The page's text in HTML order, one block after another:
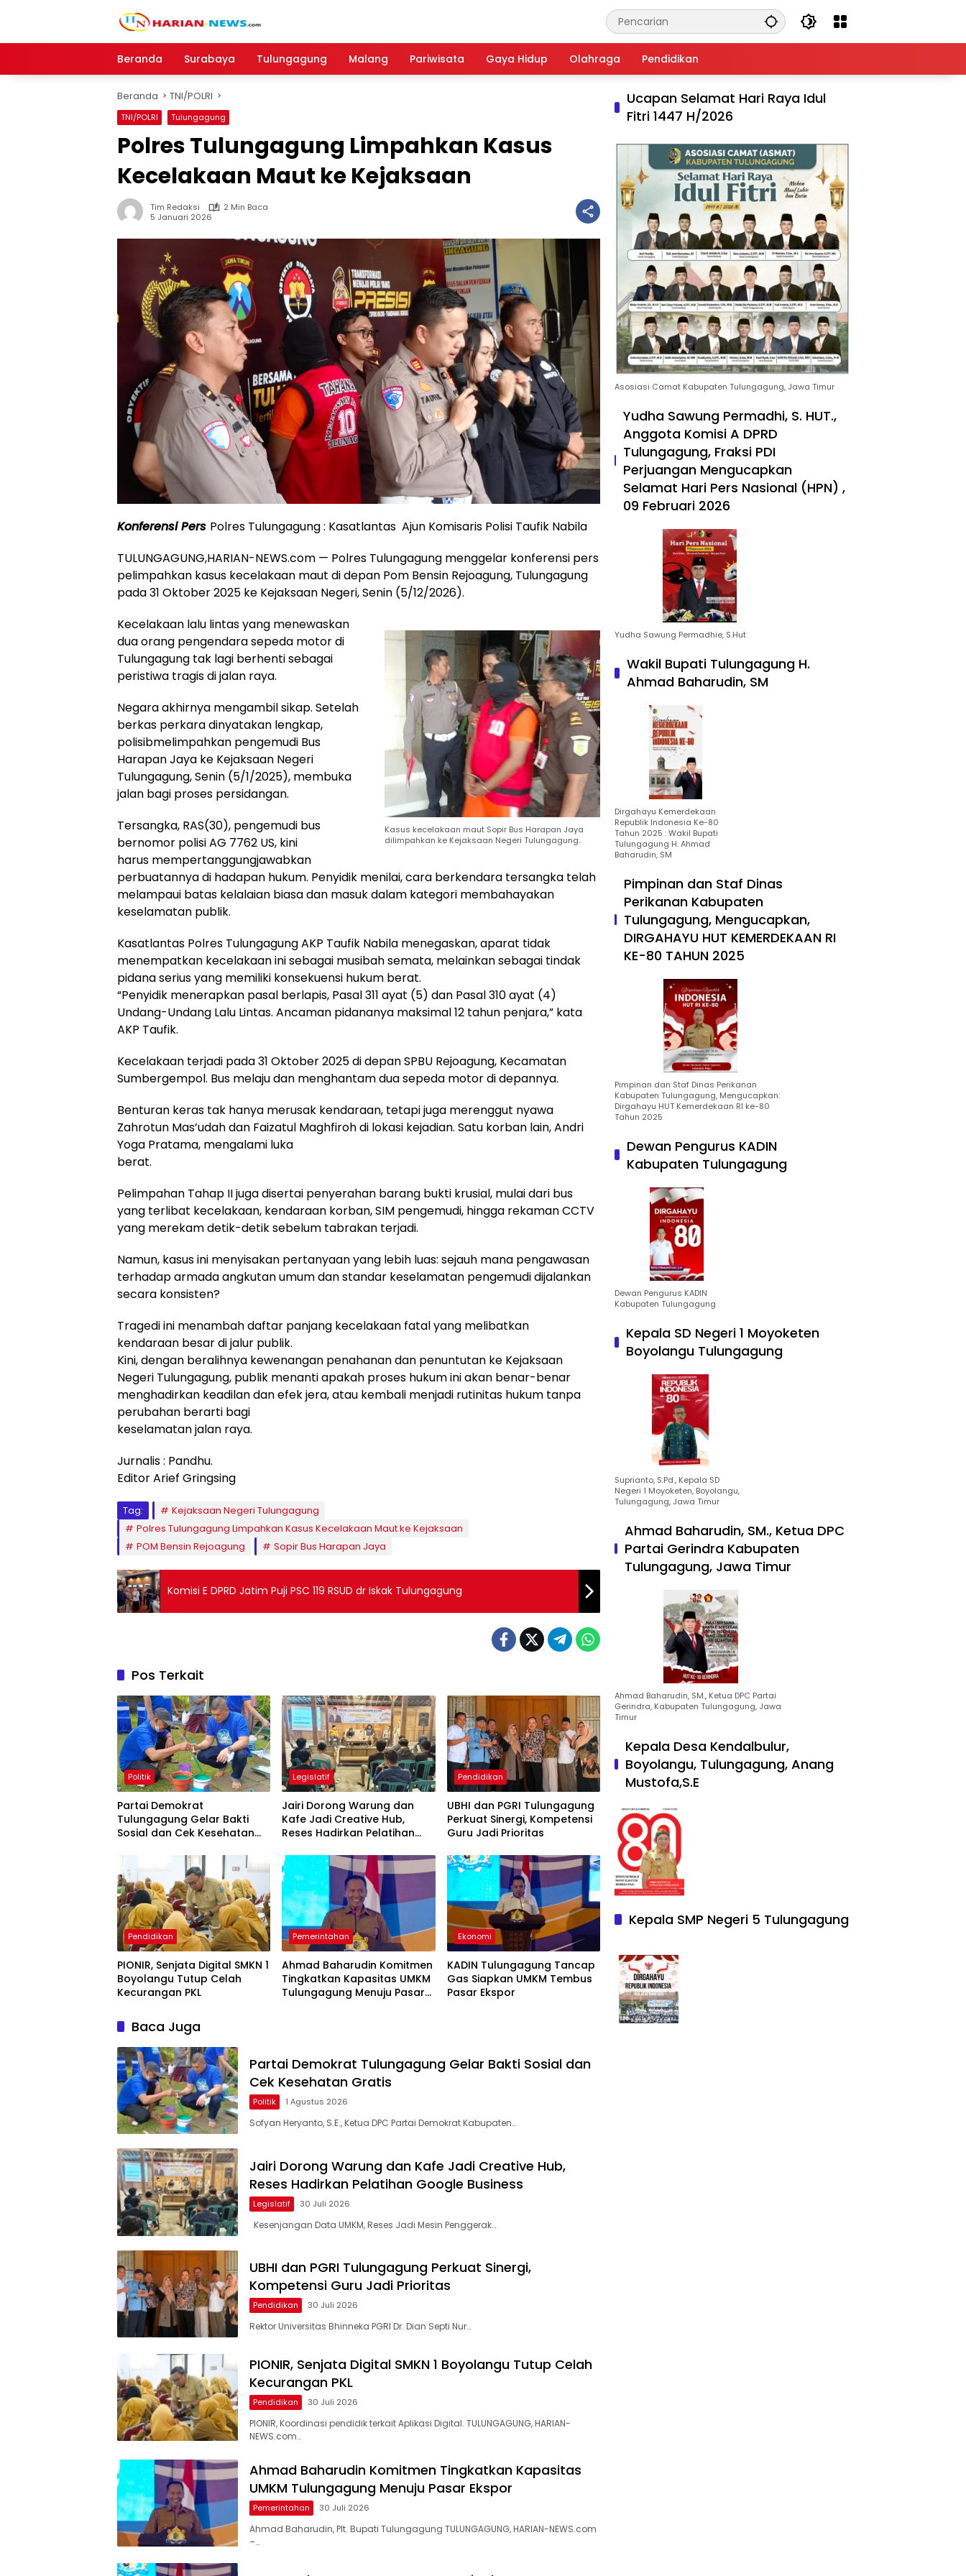
Beranda
Surabaya Tulungagung Malang Pariwisata Gaya Hidup Olahraga Pendidikan
Beranda TNI/POLRI
TNI/POLRI Tulungagung
Polres Tulungagung Limpahkan Kasus
Kecelakaan Maut ke Kejaksaan
Tim Redaksi
2 Min Baca
5 Januari 2026
Konferensi Pers Polres Tulungagung : Kasatlantas Ajun Komisaris Polisi Taufik Nabila
TULUNGAGUNG,HARIAN-NEWS.com — Polres Tulungagung menggelar konferensi pers
pelimpahkan kasus kecelakaan maut di depan Pom Bensin Rejoagung, Tulungagung
pada 31 Oktober 2025 ke Kejaksaan Negeri, Senin (5/12/2026).
Kasus kecelakaan maut Sopir Bus Harapan Jaya
dilimpahkan ke Kejaksaan Negeri Tulungagung..
Kecelakaan lalu lintas yang menewaskan
dua orang pengendara sepeda motor di
Tulungagung tak lagi berhenti sebagai
peristiwa tragis di jalan raya.
Negara akhirnya mengambil sikap. Setelah
berkas perkara dinyatakan lengkap,
polisibmelimpahkan pengemudi Bus
Harapan Jaya ke Kejaksaan Negeri
Tulungagung, Senin (5/1/2025), membuka
jalan bagi proses persidangan.
Tersangka, RAS(30), pengemudi bus
bernomor polisi AG 7762 US, kini
harus mempertanggungjawabkan
perbuatannya di hadapan hukum. Penyidik menilai, cara berkendara tersangka telah
melampaui batas kelalaian biasa dan masuk dalam kategori membahayakan
keselamatan publik.
Kasatlantas Polres Tulungagung AKP Taufik Nabila menegaskan, aparat tidak
menempatkan kecelakaan ini sebagai musibah semata, melainkan sebagai tindak
pidana serius yang memiliki konsekuensi hukum berat.
“Penyidik menerapkan pasal berlapis, Pasal 311 ayat (5) dan Pasal 310 ayat (4)
Undang-Undang Lalu Lintas. Ancaman pidananya maksimal 12 tahun penjara,” kata
AKP Taufik.
Kecelakaan terjadi pada 31 Oktober 2025 di depan SPBU Rejoagung, Kecamatan
Sumbergempol. Bus melaju dan menghantam dua sepeda motor di depannya.
Benturan keras tak hanya merusak kendaraan, tetapi juga merenggut nyawa
Zahrotun Mas’udah dan Faizatul Maghfiroh di lokasi kejadian. Satu korban lain, Andri
Yoga Pratama, mengalami luka
berat.
Pelimpahan Tahap II juga disertai penyerahan barang bukti krusial, mulai dari bus
yang terlibat kecelakaan, kendaraan korban, SIM pengemudi, hingga rekaman CCTV
yang merekam detik-detik sebelum tabrakan terjadi.
Namun, kasus ini menyisakan pertanyaan yang lebih luas: sejauh mana pengawasan
terhadap armada angkutan umum dan standar keselamatan pengemudi dijalankan
secara konsisten?
Tragedi ini menambah daftar panjang kecelakaan fatal yang melibatkan
kendaraan besar di jalur publik.
Kini, dengan beralihnya kewenangan penahanan dan penuntutan ke Kejaksaan
Negeri Tulungagung, publik menanti apakah proses hukum ini akan benar-benar
menghadirkan keadilan dan efek jera, atau kembali menjadi rutinitas hukum tanpa
perubahan berarti bagi
keselamatan jalan raya.
Jurnalis : Pandhu.
Editor Arief Gringsing
Tag:
Kejaksaan Negeri Tulungagung
Polres Tulungagung Limpahkan Kasus Kecelakaan Maut ke Kejaksaan
POM Bensin Rejoagung
Sopir Bus Harapan Jaya
Komisi E DPRD Jatim Puji PSC 119 RSUD dr Iskak Tulungagung
Pos Terkait
Politik
Partai Demokrat
Tulungagung Gelar Bakti
Sosial dan Cek Kesehatan
Legislatif
Jairi Dorong Warung dan
Kafe Jadi Creative Hub,
Reses Hadirkan Pelatihan
Pendidikan
UBHI dan PGRI Tulungagung
Perkuat Sinergi, Kompetensi
Guru Jadi Prioritas
Pendidikan
PIONIR, Senjata Digital SMKN 1
Boyolangu Tutup Celah
Kecurangan PKL
Pemerintahan
Ahmad Baharudin Komitmen
Tingkatkan Kapasitas UMKM
Tulungagung Menuju Pasar
Ekonomi
KADIN Tulungagung Tancap
Gas Siapkan UMKM Tembus
Pasar Ekspor
Baca Juga
Partai Demokrat Tulungagung Gelar Bakti Sosial dan
Cek Kesehatan Gratis
Politik 1 Agustus 2026
Sofyan Heryanto, S.E., Ketua DPC Partai Demokrat Kabupaten…
Jairi Dorong Warung dan Kafe Jadi Creative Hub,
Reses Hadirkan Pelatihan Google Business
Legislatif 30 Juli 2026
Kesenjangan Data UMKM, Reses Jadi Mesin Penggerak…
UBHI dan PGRI Tulungagung Perkuat Sinergi,
Kompetensi Guru Jadi Prioritas
Pendidikan 30 Juli 2026
Rektor Universitas Bhinneka PGRI Dr. Dian Septi Nur…
PIONIR, Senjata Digital SMKN 1 Boyolangu Tutup Celah
Kecurangan PKL
Pendidikan 30 Juli 2026
PIONIR, Koordinasi pendidik terkait Aplikasi Digital. TULUNGAGUNG, HARIAN-
NEWS.com…
Ahmad Baharudin Komitmen Tingkatkan Kapasitas
UMKM Tulungagung Menuju Pasar Ekspor
Pemerintahan 30 Juli 2026
Ahmad Baharudin, Plt. Bupati Tulungagung TULUNGAGUNG, HARIAN-NEWS.com
–…
Ucapan Selamat Hari Raya Idul
Fitri 1447 H/2026
Asosiasi Camat Kabupaten Tulungagung, Jawa Timur
Yudha Sawung Permadhi, S. HUT.,
Anggota Komisi A DPRD
Tulungagung, Fraksi PDI
Perjuangan Mengucapkan
Selamat Hari Pers Nasional (HPN) ,
09 Februari 2026
Yudha Sawung Permadhie, S.Hut
Wakil Bupati Tulungagung H.
Ahmad Baharudin, SM
Dirgahayu Kemerdekaan
Republik Indonesia Ke-80
Tahun 2025 : Wakil Bupati
Tulungagung H. Ahmad
Baharudin, SM
Pimpinan dan Staf Dinas
Perikanan Kabupaten
Tulungagung, Mengucapkan,
DIRGAHAYU HUT KEMERDEKAAN RI
KE-80 TAHUN 2025
Pimpinan dan Staf Dinas Perikanan
Kabupaten Tulungagung, Mengucapkan:
Dirgahayu HUT Kemerdekaan RI ke-80
Tahun 2025
Dewan Pengurus KADIN
Kabupaten Tulungagung
Dewan Pengurus KADIN
Kabupaten Tulungagung
Kepala SD Negeri 1 Moyoketen
Boyolangu Tulungagung
Suprianto, S.Pd., Kepala SD
Negeri 1 Moyoketen, Boyolangu,
Tulungagung, Jawa Timur
Ahmad Baharudin, SM., Ketua DPC
Partai Gerindra Kabupaten
Tulungagung, Jawa Timur
Ahmad Baharudin, SM., Ketua DPC Partai
Gerindra, Kabupaten Tulungagung, Jawa
Timur
Kepala Desa Kendalbulur,
Boyolangu, Tulungagung, Anang
Mustofa,S.E
Kepala SMP Negeri 5 Tulungagung